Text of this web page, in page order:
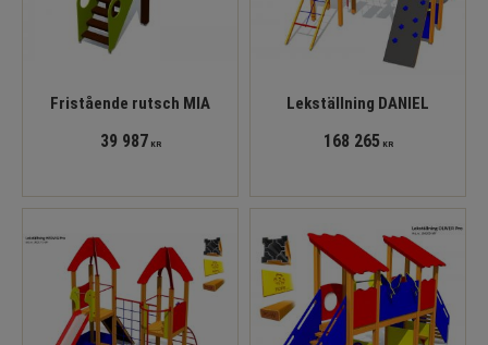
Fristående rutsch MIA
39 987 KR
Lekställning DANIEL
168 265 KR